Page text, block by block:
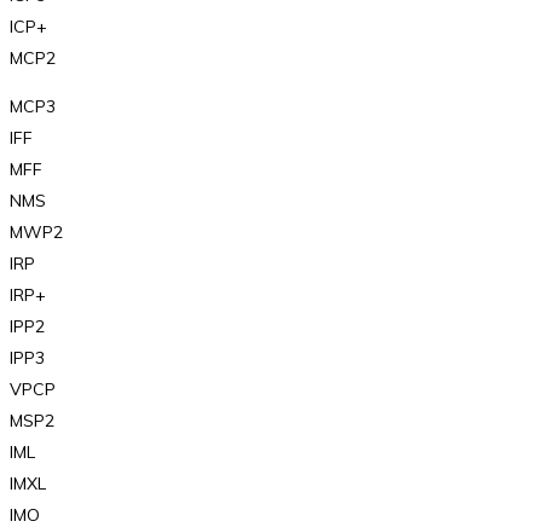
ICP+
MCP2
MCP3
IFF
MFF
NMS
MWP2
IRP
IRP+
IPP2
IPP3
VPCP
MSP2
IML
IMXL
IMO